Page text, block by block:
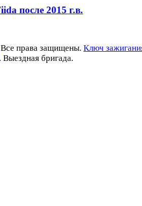
после 2015 г.в.
права защищены. Ключ
. Выездная бригада.